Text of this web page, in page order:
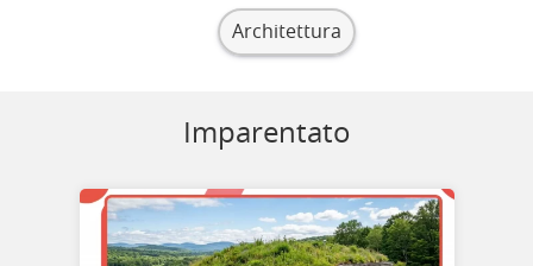
Architettura
Imparentato